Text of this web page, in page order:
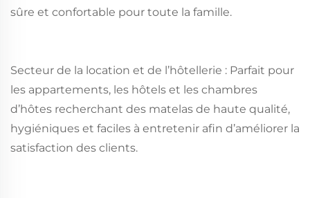
sûre et confortable pour toute la famille.
Secteur de la location et de l’hôtellerie : Parfait pour
les appartements, les hôtels et les chambres
d’hôtes recherchant des matelas de haute qualité,
hygiéniques et faciles à entretenir afin d’améliorer la
satisfaction des clients.